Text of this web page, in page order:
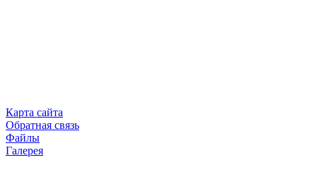
Карта сайта
Обратная связь
Файлы
Галерея